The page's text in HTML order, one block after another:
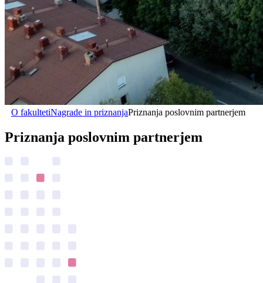
O fakultetiNagrade in priznanjaPriznanja poslovnim partnerjem
Priznanja poslovnim partnerjem